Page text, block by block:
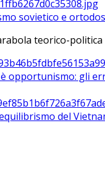
sovietico e
teorico-
opportunismo: gli
del